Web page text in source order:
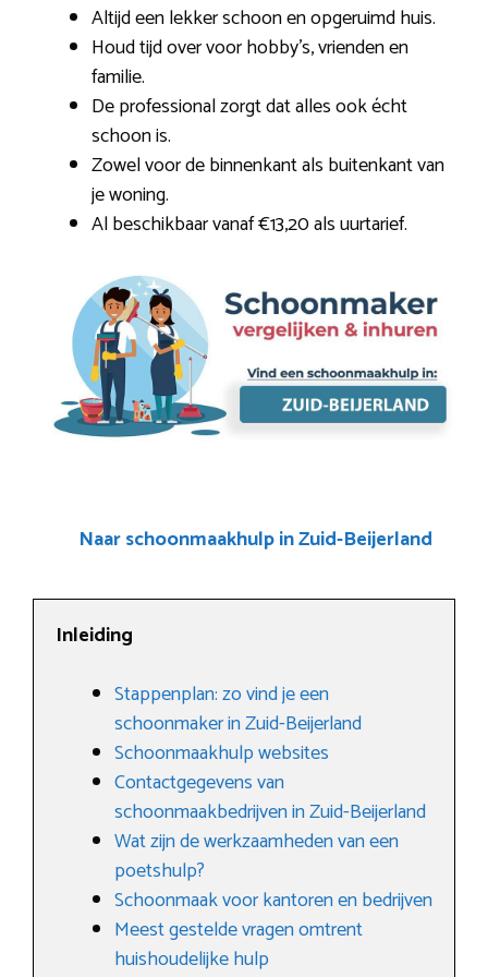
Altijd een lekker schoon en opgeruimd huis.
Houd tijd over voor hobby’s, vrienden en
familie.
De professional zorgt dat alles ook écht
schoon is.
Zowel voor de binnenkant als buitenkant van
je woning.
Al beschikbaar vanaf €13,20 als uurtarief.
Naar schoonmaakhulp in Zuid-Beijerland
Inleiding
Stappenplan: zo vind je een
schoonmaker in Zuid-Beijerland
Schoonmaakhulp websites
Contactgegevens van
schoonmaakbedrijven in Zuid-Beijerland
Wat zijn de werkzaamheden van een
poetshulp?
Schoonmaak voor kantoren en bedrijven
Meest gestelde vragen omtrent
huishoudelijke hulp